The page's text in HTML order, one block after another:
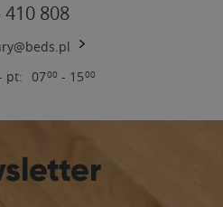
410 808
pt: 0700 - 1500